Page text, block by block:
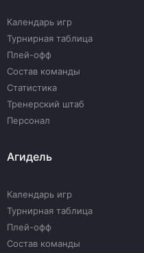
Календарь игр
Турнирная таблица
Плей-офф
Состав команды
Статистика
Тренерский штаб
Персонал
Агидель
Календарь игр
Турнирная таблица
Плей-офф
Состав команды